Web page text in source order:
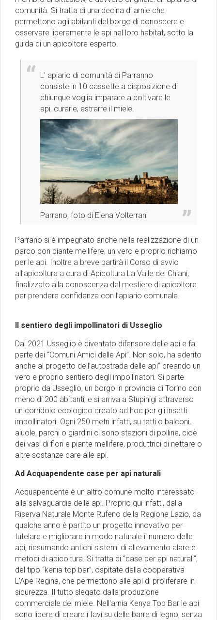
comunità. Si tratta di una decina di arnie che
permettono agli abitanti del borgo di conoscere e
osservare liberamente le api nel loro habitat, sotto la
guida di un apicoltore esperto.
L' apiario di comunità di Parranno
consiste in 10 cassette a disposizione di
chiunque voglia imparare a coltivare le
api, curarle, estrarre il miele.
Parrano, foto di Elena Volterrani
Parrano si è impegnato anche nella realizzazione di un
parco con piante mellifere, un vero e proprio richiamo
per le api. Inoltre a breve partirà il Corso di avvio
all’apicoltura a cura di Apicoltura La Valle del Chiani,
finalizzato alla conoscenza del mestiere di apicoltore
per prendere confidenza con l’apiario comunale.
Il sentiero degli impollinatori di Usseglio
Dal 2021 Usseglio è diventato difensore delle api e fa
parte dei “Comuni Amici delle Api”. Non solo, ha aderito
anche al progetto dell’autostrada delle api” creando un
vero e proprio sentiero degli impollinatori. Si parte
proprio da Usseglio, un borgo in provincia di Torino con
meno di 200 abitanti, e si arriva a Stupinigi attraverso
un corridoio ecologico creato ad hoc per gli insetti
impollinatori. Ogni 250 metri infatti, su tetti o balconi,
aiuole, parchi o giardini ci sono stazioni di polline, cioè
dei vasi di fiori e piante mellifere, produttrici di nettare o
altre sostanze care alle api.
Ad Acquapendente case per api naturali
Acquapendente è un altro comune molto interessato
alla salvaguardia delle api. Proprio qui infatti, dalla
Riserva Naturale Monte Rufeno della Regione Lazio, da
qualche anno è partito un progetto innovativo per
tutelare e migliorare in modo naturale il numero delle
api, riesumando antichi sistemi di allevamento alare e
metodi di apicoltura. Si tratta di “case per api naturali”,
del tipo “kenia top bar”, ospitate dalla cooperativa
L'Ape Regina, che permettono alle api di proliferare in
sicurezza. Il tutto slegato dalla produzione
commerciale del miele. Nell'arnia Kenya Top Bar le api
sono libere di creare i favi su delle barre di legno, senza